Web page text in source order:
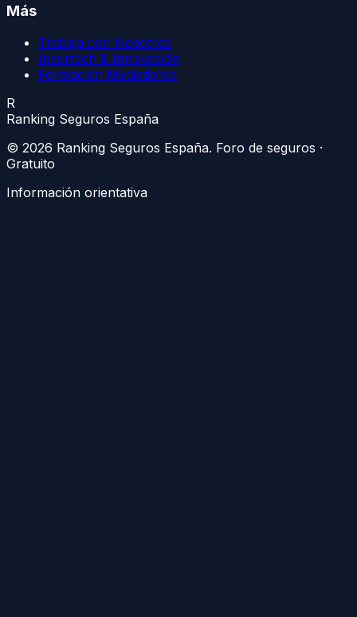
Más
Trabaja con Nosotros
Insurtech & Innovación
Formación Mediadores
R
Ranking Seguros España
© 2026 Ranking Seguros España. Foro de seguros ·
Gratuito
Información orientativa